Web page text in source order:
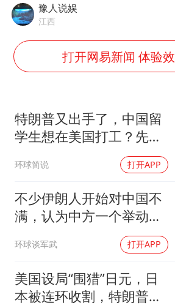
猫咪过火把节
BLG经理辟谣
豫人说娱
江西
打开网易新闻 体验
特朗普又出手了，中国留
学生想在美国打工？先孝
环球简说 打开APP
不少伊朗人开始对中国不
满，认为中方一个举动，
环球谈军武 打开APP
美国设局“围猎”日元，日
本被连环收割，特朗普金